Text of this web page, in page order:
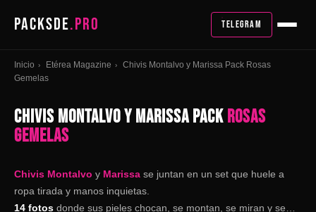
PACKSDE.PRO TELEGRAM
Inicio › Etérea Magazine ›
Chivis Montalvo y Marissa Pack Rosas
Gemelas
CHIVIS MONTALVO Y MARISSA PACKROSAS
GEMELAS
Chivis Montalvo y Marissa se juntan en un set que huele a
ropa tirada y manos inquietas.
14 fotos donde sus pieles chocan, se montan, se miran y se